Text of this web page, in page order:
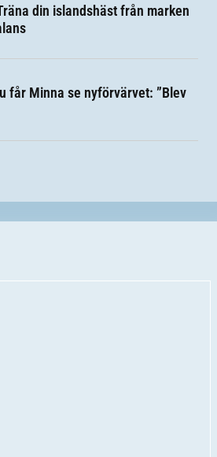
din islandshäst från marken
får Minna se nyförvärvet: ”Blev